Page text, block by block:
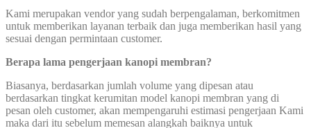
Kami merupakan vendor yang sudah berpengalaman, berkomitmen
untuk memberikan layanan terbaik dan juga memberikan hasil yang
sesuai dengan permintaan customer.
Berapa lama pengerjaan kanopi membran?
Biasanya, berdasarkan jumlah volume yang dipesan atau
berdasarkan tingkat kerumitan model kanopi membran yang di
pesan oleh customer, akan mempengaruhi estimasi pengerjaan Kami
maka dari itu sebelum memesan alangkah baiknya untuk